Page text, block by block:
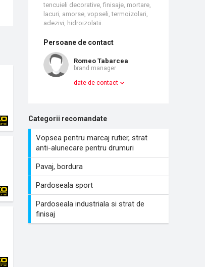
tencuieli decorative, finisaje, mortare,
lacuri, amorse, vopseli, termoizolari,
adezivi, hidroizolatii.
Persoane de contact
Romeo Tabarcea
brand manager
date de contact
Categorii recomandate
Vopsea pentru marcaj rutier, strat
anti-alunecare pentru drumuri
Pavaj, bordura
Pardoseala sport
Pardoseala industriala si strat de
finisaj